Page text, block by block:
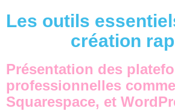
Les outils
création
Présentation des
professionnelles
Squarespace, et